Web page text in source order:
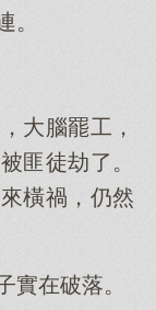
。
大腦罷工，
匪徒劫了。
橫禍，仍然
實在破落。